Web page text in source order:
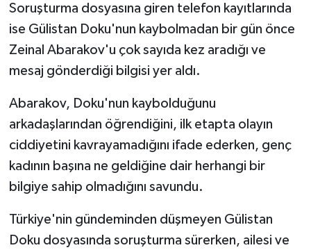
Soruşturma dosyasına giren telefon kayıtlarında
ise Gülistan Doku'nun kaybolmadan bir gün önce
Zeinal Abarakov'u çok sayıda kez aradığı ve
mesaj gönderdiği bilgisi yer aldı.
Abarakov, Doku'nun kaybolduğunu
arkadaşlarından öğrendiğini, ilk etapta olayın
ciddiyetini kavrayamadığını ifade ederken, genç
kadının başına ne geldiğine dair herhangi bir
bilgiye sahip olmadığını savundu.
Türkiye'nin gündeminden düşmeyen Gülistan
Doku dosyasında soruşturma sürerken, ailesi ve